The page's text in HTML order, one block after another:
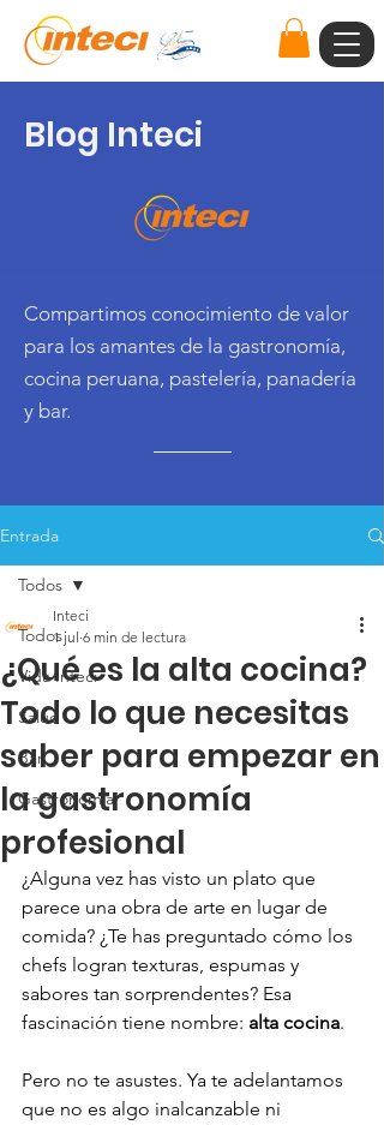
Blog Inteci
Compartimos conocimiento de valor
para los amantes de la gastronomía,
cocina peruana, pastelería, panadería
y bar.
Entrada
Todos
Vida Inteci
Salud
Bar
Gastronomía
Todos
¿Qué es la alta cocina?
Todo lo que necesitas
saber para empezar en
la gastronomía
profesional
Inteci
1 jul 6 min de lectura
¿Alguna vez has visto un plato que
parece una obra de arte en lugar de
comida? ¿Te has preguntado cómo los
chefs logran texturas, espumas y
sabores tan sorprendentes? Esa
fascinación tiene nombre: alta cocina.
Pero no te asustes. Ya te adelantamos
que no es algo inalcanzable ni